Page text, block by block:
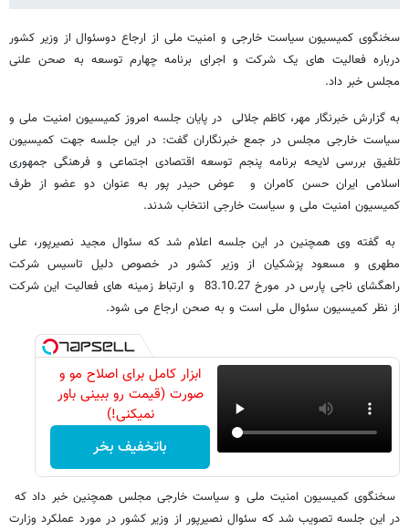
سخنگوی کمیسیون سیاست خارجی و امنیت ملی از ارجاع دوسئوال از وزیر کشور
درباره فعالیت های یک شرکت و اجرای برنامه چهارم توسعه به صحن علنی
مجلس خبر داد.
به گزارش خبرنگار مهر، کاظم جلالی در پایان جلسه امروز کمیسیون امنیت ملی و
سیاست خارجی مجلس در جمع خبرنگاران گفت: در این جلسه جهت کمیسیون
تلفیق بررسی لایحه برنامه پنجم توسعه اقتصادی اجتماعی و فرهنگی جمهوری
اسلامی ایران حسن کامران و عوض حیدر پور به عنوان دو عضو از طرف
کمیسیون امنیت ملی و سیاست خارجی انتخاب شدند.
به گفته وی همچنین در این جلسه اعلام شد که سئوال مجید نصیرپور، علی
مطهری و مسعود پزشکیان از وزیر کشور در خصوص دلیل تاسیس شرکت
راهگشای ناجی پارس در مورخ 83.10.27 و ارتباط زمینه های فعالیت این شرکت
از نظر کمیسیون سئوال ملی است و به صحن ارجاع می شود.
ابزار کامل برای اصلاح مو و
صورت (قیمت رو ببینی باور
نمیکنی!)
باتخفیف بخر
سخنگوی کمیسیون امنیت ملی و سیاست خارجی مجلس همچنین خبر داد که
در این جلسه تصویب شد که سئوال نصیرپور از وزیر کشور در مورد عملکرد وزارت